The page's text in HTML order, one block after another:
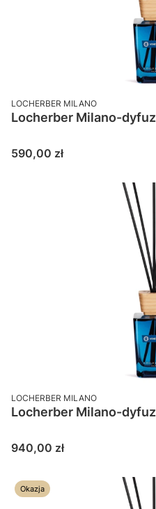
PRODUCENT
LOCHERBER MILANO
Locherber Milano-
Cena
590,00 zł
PRODUCENT
LOCHERBER MILANO
Locherber Milano-
Cena
940,00 zł
Okazja